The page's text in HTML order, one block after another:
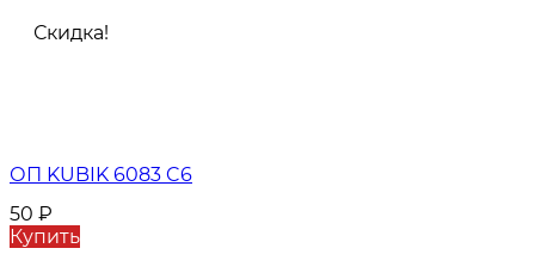
Скидка!
ОП KUBIK 6083 C6
50 ₽
Купить